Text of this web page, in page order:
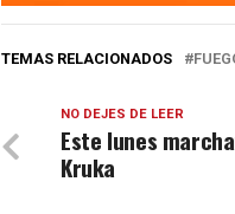
TEMAS RELACIONADOS
NO DEJES DE LEER
Este lunes
Kruka